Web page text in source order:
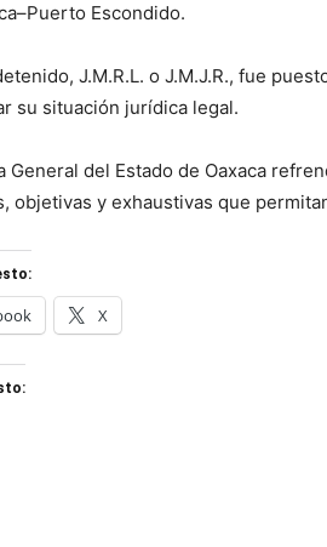
Escondido.
J.M.R.L. o J.M.J.R., fue
su situación jurídica legal.
General del Estado de Oaxaca
objetivas y exhaustivas que
X